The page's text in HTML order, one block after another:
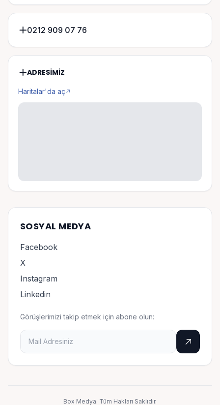
0212 909 07 76
ADRESIMIZ
Haritalar'da aç
SOSYAL MEDYA
Facebook
X
Instagram
Linkedin
Görüşlerimizi takip etmek için abone olun:
Box Medya. Tüm Hakları Saklıdır.